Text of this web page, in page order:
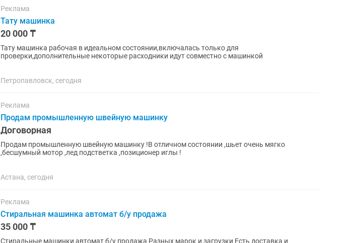
Реклама
Тату машинка
20 000 ₸
Тату машинка рабочая в идеальном состоянии,включалась только для
проверки,дополнительные некоторые расходники идут совместно с машинкой
Петропавловск, сегодня
Реклама
Продам промышленную швейную машинку
Договорная
Продам промышленную швейную машинку !В отличном состоянии ,шьет очень мягко
,бесшумный мотор ,лед подстветка ,позиционер иглы !
Астана, сегодня
Реклама
Стиральная машинка автомат б/у продажа
35 000 ₸
Стиральные машинки автомат б/у продажа Разных марок и загрузки Есть доставка и